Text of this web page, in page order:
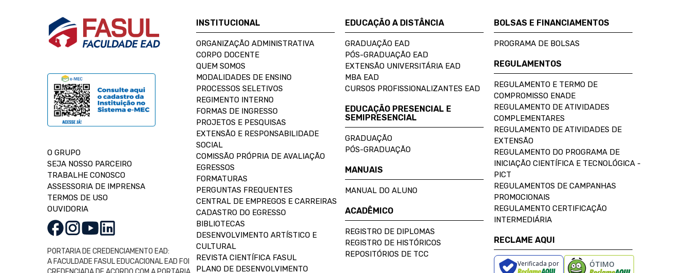
O GRUPO
SEJA NOSSO PARCEIRO
TRABALHE CONOSCO
ASSESSORIA DE IMPRENSA
TERMOS DE USO
OUVIDORIA
PORTARIA DE CREDENCIAMENTO EAD:
A FACULDADE FASUL EDUCACIONAL EAD FOI
INSTITUCIONAL
ORGANIZAÇÃO ADMINISTRATIVA
CORPO DOCENTE
QUEM SOMOS
MODALIDADES DE ENSINO
PROCESSOS SELETIVOS
REGIMENTO INTERNO
FORMAS DE INGRESSO
PROJETOS E PESQUISAS
EXTENSÃO E RESPONSABILIDADE
SOCIAL
COMISSÃO PRÓPRIA DE AVALIAÇÃO
EGRESSOS
FORMATURAS
PERGUNTAS FREQUENTES
CENTRAL DE EMPREGOS E CARREIRAS
CADASTRO DO EGRESSO
BIBLIOTECAS
DESENVOLVIMENTO ARTÍSTICO E
CULTURAL
REVISTA CIENTÍFICA FASUL
PLANO DE DESENVOLVIMENTO
EDUCAÇÃO A DISTÂNCIA
GRADUAÇÃO EAD
PÓS-GRADUAÇÃO EAD
EXTENSÃO UNIVERSITÁRIA EAD
MBA EAD
CURSOS PROFISSIONALIZANTES EAD
EDUCAÇÃO PRESENCIAL E
SEMIPRESENCIAL
GRADUAÇÃO
PÓS-GRADUAÇÃO
MANUAIS
MANUAL DO ALUNO
ACADÊMICO
REGISTRO DE DIPLOMAS
REGISTRO DE HISTÓRICOS
REPOSITÓRIOS DE TCC
BOLSAS E FINANCIAMENTOS
PROGRAMA DE BOLSAS
REGULAMENTOS
REGULAMENTO E TERMO DE
COMPROMISSO ENADE
REGULAMENTO DE ATIVIDADES
COMPLEMENTARES
REGULAMENTO DE ATIVIDADES DE
EXTENSÃO
REGULAMENTO DO PROGRAMA DE
INICIAÇÃO CIENTÍFICA E TECNOLÓGICA -
PICT
REGULAMENTOS DE CAMPANHAS
PROMOCIONAIS
REGULAMENTO CERTIFICAÇÃO
INTERMEDIÁRIA
RECLAME AQUI
Verificada por ÓTIMO